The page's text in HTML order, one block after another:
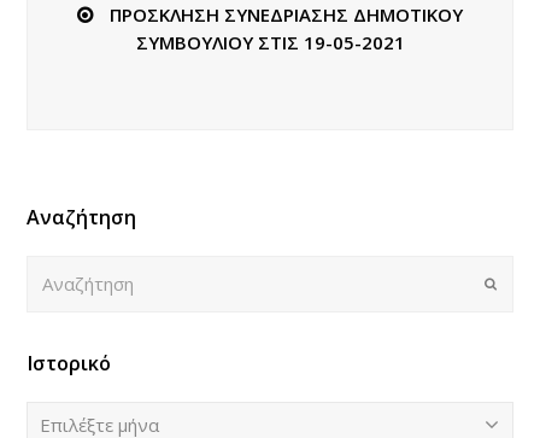
ΠΡΟΣΚΛΗΣΗ ΣΥΝΕΔΡΙΑΣΗΣ ΔΗΜΟΤΙΚΟΥ
ΣΥΜΒΟΥΛΙΟΥ ΣΤΙΣ 19-05-2021
Αναζήτηση
Submit
Ιστορικό
Ιστορικό
Επιλέξτε μήνα